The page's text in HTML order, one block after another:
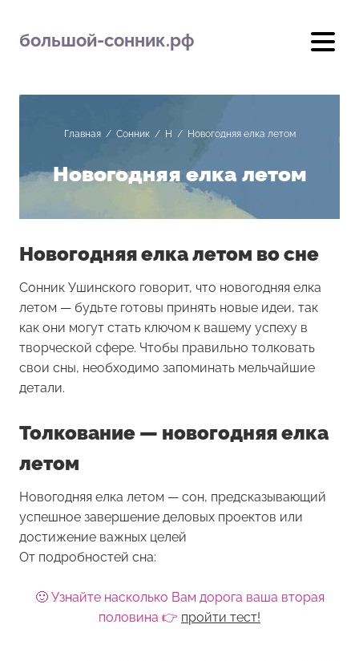
большой-сонник.рф
Главная/ Сонник/ Н / Новогодняя елка летом
Новогодняя елка летом
Новогодняя елка летом во сне
Сонник Ушинского говорит, что новогодняя елка
летом — будьте готовы принять новые идеи, так
как они могут стать ключом к вашему успеху в
творческой сфере. Чтобы правильно толковать
свои сны, необходимо запоминать мельчайшие
детали.
Толкование — новогодняя елка
летом
Новогодняя елка летом — сон, предсказывающий
успешное завершение деловых проектов или
достижение важных целей
От подробностей сна:
🙂 Узнайте насколько Вам дорога ваша вторая
половина 👉 пройти тест!